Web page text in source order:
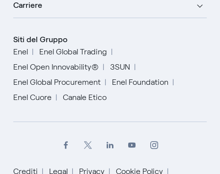
Carriere
Siti del Gruppo
Enel
Enel Global Trading
Enel Open Innovability®
3SUN
Enel Global Procurement
Enel Foundation
Enel Cuore
Canale Etico
Crediti Legal Privacy Cookie Policy